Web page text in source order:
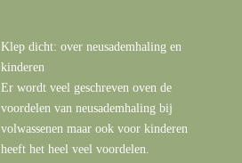
Klep dicht: over neusademhaling en
kinderen
Er wordt veel geschreven oven de
voordelen van neusademhaling bij
volwassenen maar ook voor kinderen
heeft het heel veel voordelen.